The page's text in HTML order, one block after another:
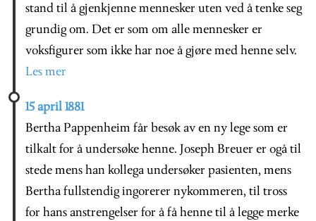
stand til å gjenkjenne mennesker uten ved å tenke seg
grundig om. Det er som om alle mennesker er
voksfigurer som ikke har noe å gjøre med henne selv.
Les mer
15 april 1881
Bertha Pappenheim får besøk av en ny lege som er
tilkalt for å undersøke henne. Joseph Breuer er ogå til
stede mens han kollega undersøker pasienten, mens
Bertha fullstendig ingorerer nykommeren, til tross
for hans anstrengelser for å få henne til å legge merke